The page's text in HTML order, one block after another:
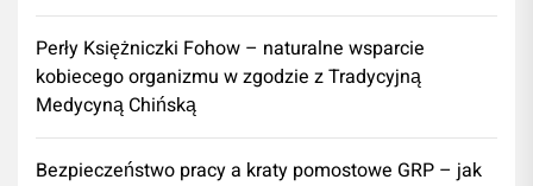
Perły Księżniczki Fohow – naturalne wsparcie
kobiecego organizmu w zgodzie z Tradycyjną
Medycyną Chińską
Bezpieczeństwo pracy a kraty pomostowe GRP – jak